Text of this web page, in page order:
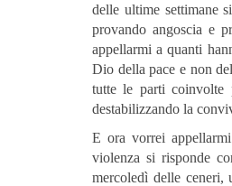
delle ultime settimane
provando angoscia e
appellarmi a quanti
Dio della pace e non
tutte le parti coinvolte
destabilizzando la
E ora vorrei
violenza si risponde
mercoledì delle ceneri,